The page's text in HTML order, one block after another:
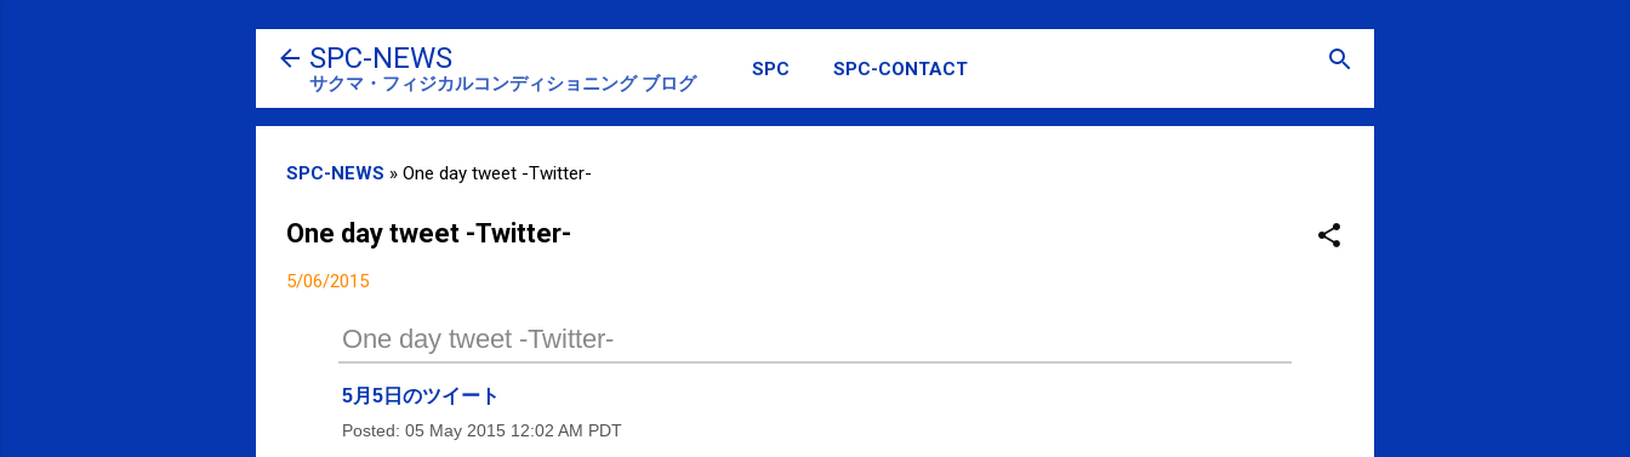
スキップしてメイン コンテンツに移動
SPC-NEWS
サクマ・フィジカルコンディショニング ブログ
SPC SPC-CONTACT
SPC-NEWS » One day tweet -Twitter-
One day tweet -Twitter-
5/06/2015
One day tweet -Twitter-
5月5日のツイート
Posted: 05 May 2015 12:02 AM PDT